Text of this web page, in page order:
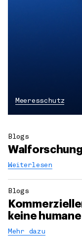
Meeresschutz
Blogs
Weiterlesen
Blogs
keine
Mehr dazu